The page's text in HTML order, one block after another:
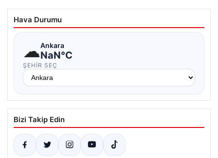
Hava Durumu
☁Ankara
NaN°C
ŞEHIR SEÇ
Bizi Takip Edin